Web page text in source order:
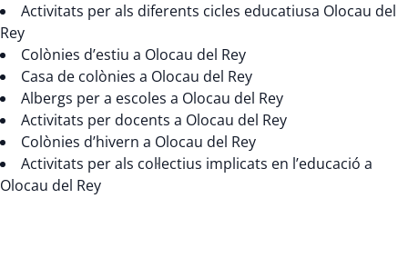
Activitats per als diferents cicles educatiusa Olocau del
Rey
Colònies d’estiu a Olocau del Rey
Casa de colònies a Olocau del Rey
Albergs per a escoles a Olocau del Rey
Activitats per docents a Olocau del Rey
Colònies d’hivern a Olocau del Rey
Activitats per als col·lectius implicats en l’educació a
Olocau del Rey